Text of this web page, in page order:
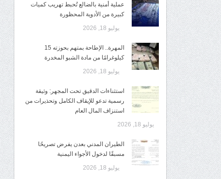
عملية أمنية بالضالع تُحبط تهريب كميات
كبيرة من الأدوية المحظورة
يوليو 18, 2026
المهرة.. الإطاحة بمتهم بحوزته 15
كيلوغرامًا من مادة الشبو المخدرة
يوليو 18, 2026
استثناءات الدقيق تحت المجهر: وثيقة
رسمية تدعو للإيقاف الكامل وتحذيرات من
استنزاف المال العام
يوليو 18, 2026
الطيران المدني بعدن يفرض تصريحًا
مسبقًا لدخول الأجواء اليمنية
يوليو 18, 2026